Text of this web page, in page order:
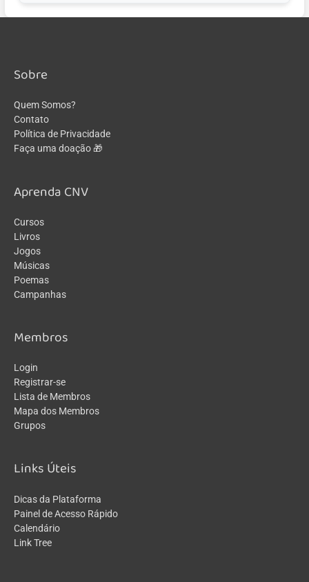
Sobre
Quem Somos?
Contato
Política de Privacidade
Faça uma doação 🎁
Aprenda CNV
Cursos
Livros
Jogos
Músicas
Poemas
Campanhas
Membros
Login
Registrar-se
Lista de Membros
Mapa dos Membros
Grupos
Links Úteis
Dicas da Plataforma
Painel de Acesso Rápido
Calendário
Link Tree